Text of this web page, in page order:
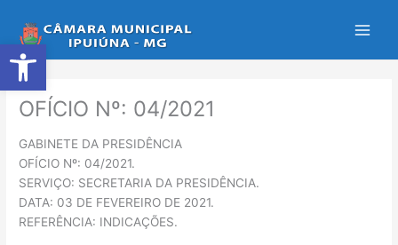
Abrir a barra de ferramentas
para
o
conteúdo
OFÍCIO Nº: 04/2021
GABINETE DA PRESIDÊNCIA
OFÍCIO Nº: 04/2021.
SERVIÇO: SECRETARIA DA PRESIDÊNCIA.
DATA: 03 DE FEVEREIRO DE 2021.
REFERÊNCIA: INDICAÇÕES.